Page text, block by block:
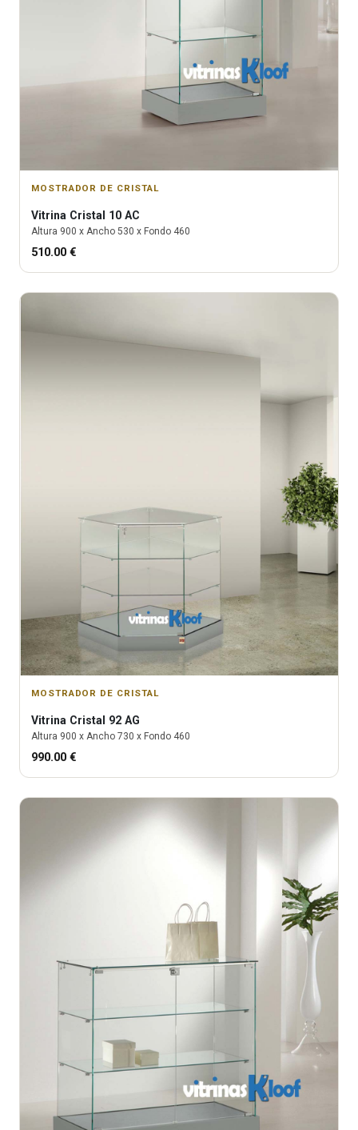
MOSTRADOR DE CRISTAL
Vitrina Cristal 10 AC
Altura 900 x Ancho 530 x Fondo 460
510.00 €
MOSTRADOR DE CRISTAL
Vitrina Cristal 92 AG
Altura 900 x Ancho 730 x Fondo 460
990.00 €